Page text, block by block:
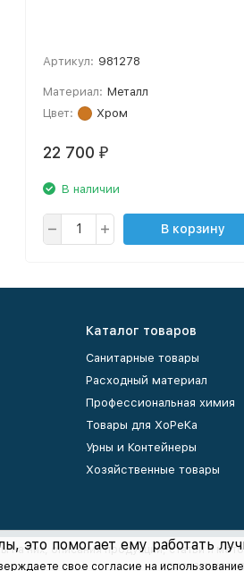
это помогает ему работать
свое согласие на
Артикул: 981278
Материал: Металл
Цвет:
Хром
22 700₽
В наличии
В корзину
Каталог товаров
Санитарные товары
Расходный материал
Профессиональная химия
Товары для ХоРеКа
Урны и Контейнеры
Хозяйственные товары
на них, описания продукции, статьи и
признаки